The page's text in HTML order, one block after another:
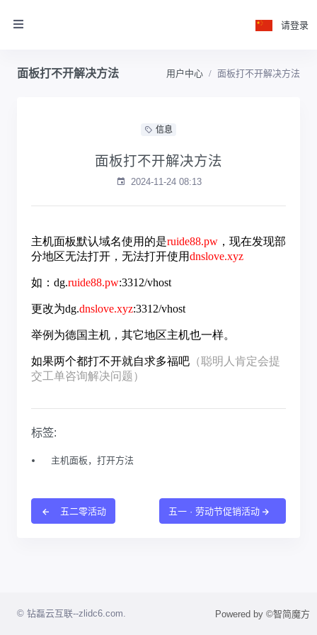
请登录
面板打不开解决方法 用户中心 面板打不开解决方法
信息
面板打不开解决方法
2024-11-24 08:13
标签:
主机面板，打开方法
五二零活动 五一 · 劳动节促销活动
© 钻磊云互联--zlidc6.com. Powered by ©智简魔方